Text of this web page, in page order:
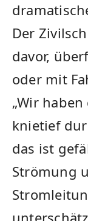
Der
davor,
oder mit
„Wir
knietief
das ist
Strömung